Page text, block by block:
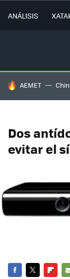
ANÁLISIS
HOY SE HABLA
AEMET
Dos
evitar el